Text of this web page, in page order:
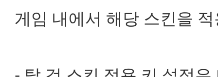
게임 내에서 해당 스킨을